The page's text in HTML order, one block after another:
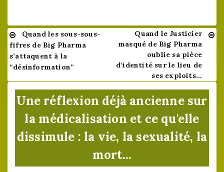
Navigation
de
l’article
Quand les sous-sous-
fifres de Big Pharma
s’attaquent à la
“désinformation”
Quand le Justicier
masqué de Big Pharma
oublie sa pièce
d’identité sur le lieu de
ses exploits…
Une réflexion déjà ancienne sur
la médicalisation et ce qu'elle
dissimule : la vie, la sexualité, la
mort...